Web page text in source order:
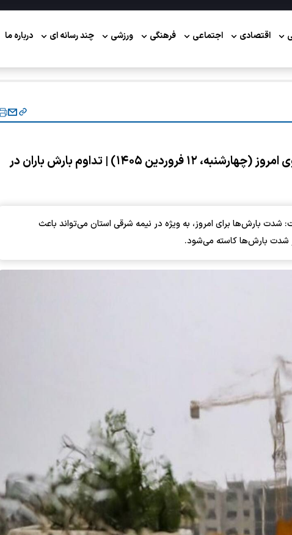
اقتصادی اجتماعی فرهنگی ورزشی چند رسانه ای درباره ما
پیش‌بینی هواشناسی مشهد و خراسان رضوی امروز (چهارشنبه، ۱۲ فروردین ۱۴۰۵) | تداوم بارش باران در
بارش‌ها برای امروز، به ویژه در نیمه شرقی استان می‌تواند باعث
شدت بارش‌ها کاسته می‌شود.